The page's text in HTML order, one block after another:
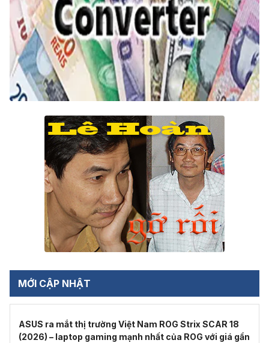
MỚI CẬP NHẬT
ASUS ra mắt thị trường Việt Nam ROG Strix SCAR 18
(2026) – laptop gaming mạnh nhất của ROG với giá gần